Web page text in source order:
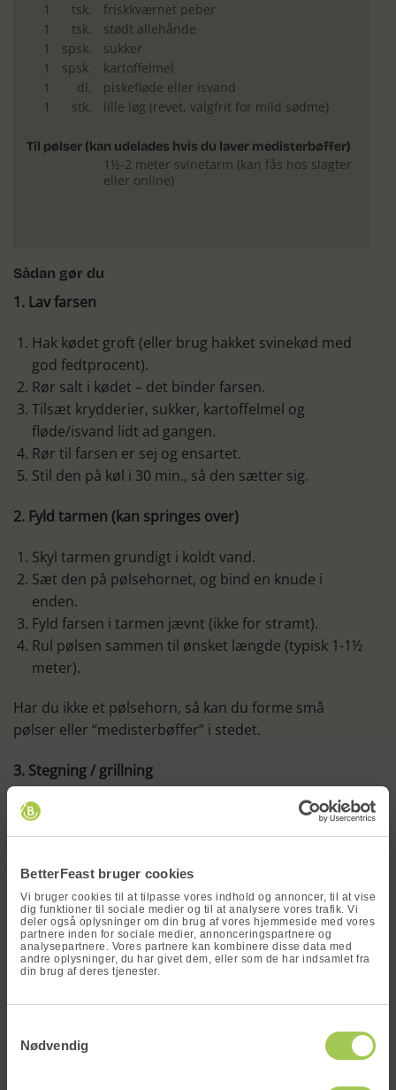
BetterFeast bruger cookies
Vi bruger cookies til at tilpasse vores indhold og annoncer, til at vise
dig funktioner til sociale medier og til at analysere vores trafik. Vi
deler også oplysninger om din brug af vores hjemmeside med vores
partnere inden for sociale medier, annonceringspartnere og
analysepartnere. Vores partnere kan kombinere disse data med
andre oplysninger, du har givet dem, eller som de har indsamlet fra
din brug af deres tjenester.
Nødvendig
1
tsk.
friskkværnet peber
1
tsk.
stødt allehånde
1
spsk.
sukker
1
spsk.
kartoffelmel
1
dl.
piskefløde eller isvand
1
stk. lille løg (revet, valgfrit for mild sødme)
Til pølser (kan udelades hvis du laver medisterbøffer)
1½-2 meter svinetarm (kan fås hos slagter
eller online)
Sådan gør du
1. Lav farsen
Hak kødet groft (eller brug hakket svinekød med
god fedtprocent).
Rør salt i kødet – det binder farsen.
Tilsæt krydderier, sukker, kartoffelmel og
fløde/isvand lidt ad gangen.
Rør til farsen er sej og ensartet.
Stil den på køl i 30 min., så den sætter sig.
2. Fyld tarmen (kan springes over)
Skyl tarmen grundigt i koldt vand.
Sæt den på pølsehornet, og bind en knude i
enden.
Fyld farsen i tarmen jævnt (ikke for stramt).
Rul pølsen sammen til ønsket længde (typisk 1-1½
meter).
Har du ikke et pølsehorn, så kan du forme små
pølser eller “medisterbøffer” i stedet.
3. Stegning / grillning
Kog først (valgfrit men giver jævn stegning):
tages af varmen. Lad den trække 10-15 min.
Grill eller steg:
På grill: 10-15 min. ved middel varme, vend
jævnligt.
På pande: Brun på alle sider i smør/olie, skru ned
Vind en
x